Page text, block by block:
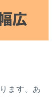
ます。あ